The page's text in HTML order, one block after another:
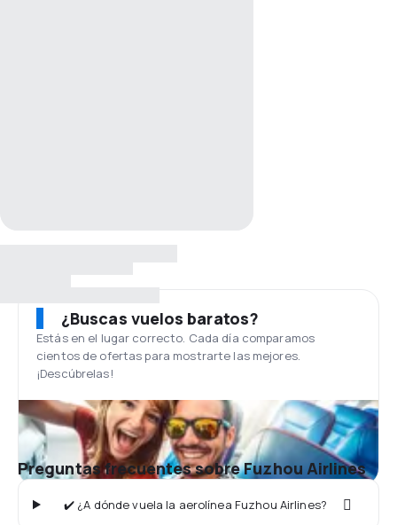
¿Buscas vuelos baratos?
Estás en el lugar correcto. Cada día comparamos
cientos de ofertas para mostrarte las mejores.
¡Descúbrelas!
Preguntas frecuentes sobre Fuzhou Airlines
✔️ ¿A dónde vuela la aerolínea Fuzhou Airlines?